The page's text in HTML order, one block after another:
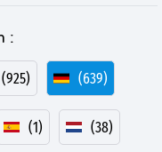
:
(639)
(1) (38)